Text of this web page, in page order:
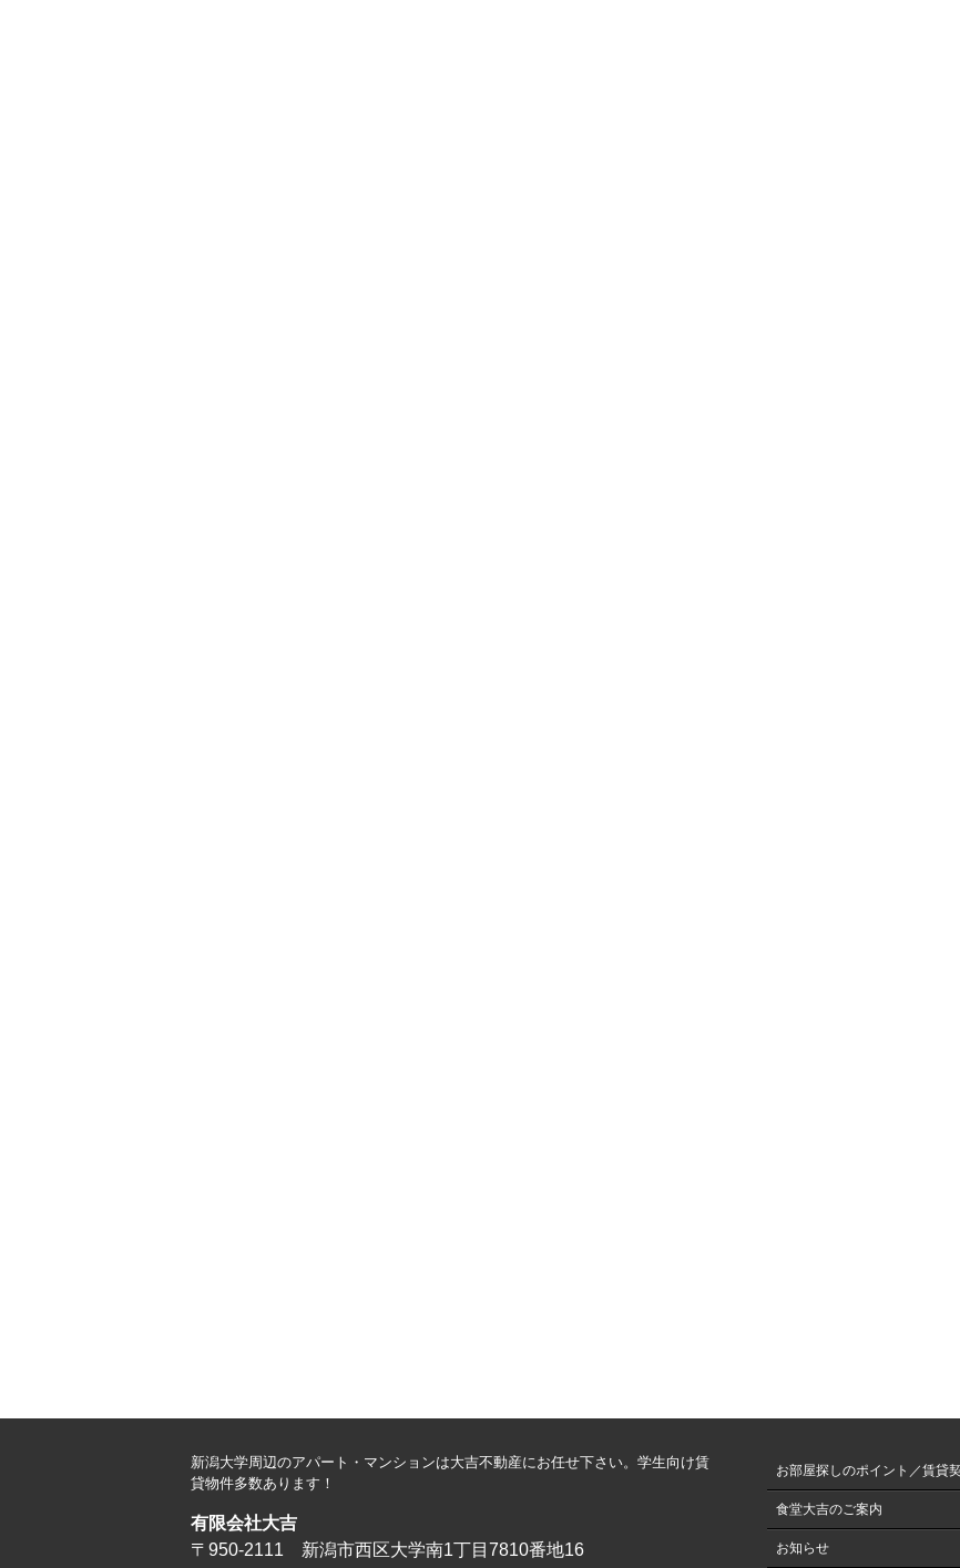
新潟大学周辺のアパート・マンションは大吉不動産にお任せ下さい。学生向け賃
貸物件多数あります！
有限会社大吉
〒950-2111 新潟市西区大学南1丁目7810番地16
お部屋探しのポイント／賃貸
食堂大吉のご案内
お知らせ